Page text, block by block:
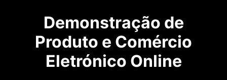
Demonstração de
Produto e Comércio
Eletrónico Online